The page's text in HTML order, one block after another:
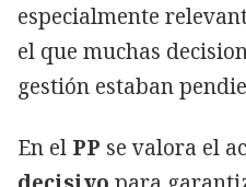
especialmente
el que muchas
gestión estaban
En el PP se valora el